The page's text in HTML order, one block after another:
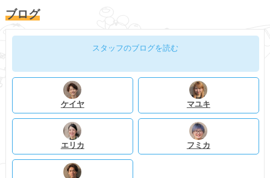
ブログ
スタッフのブログを読む
ケイヤ マユキ
エリカ フミカ